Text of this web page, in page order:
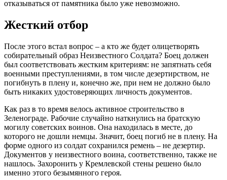
отказываться от памятника было уже невозможно.
Жесткий отбор
После этого встал вопрос – а кто же будет олицетворять
собирательный образ Неизвестного Солдата? Боец должен
был соответствовать жестким критериям: не запятнать себя
военными преступлениями, в том числе дезертирством, не
погибнуть в плену и, конечно же, при нем не должно было
быть никаких удостоверяющих личность документов.
Как раз в то время велось активное строительство в
Зеленограде. Рабочие случайно наткнулись на братскую
могилу советских воинов. Она находилась в месте, до
которого не дошли немцы. Значит, боец погиб не в плену. На
форме одного из солдат сохранился ремень – не дезертир.
Документов у неизвестного воина, соответственно, также не
нашлось. Захоронить у Кремлевской стены решено было
именно этого безымянного героя.